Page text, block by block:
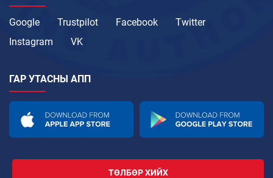
Google Trustpilot Facebook
Twitter
Instagram
VK
ГАР УТАСНЫ АПП
ТӨЛБӨР ХИЙХ